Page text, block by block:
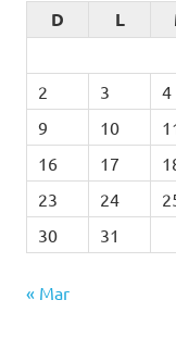
D L
2
3 4
9
10
16
17
23
24
30
31
« Mar